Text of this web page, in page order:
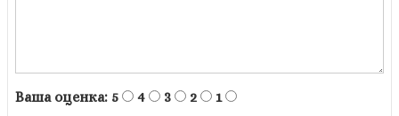
Ваша оценка: 5 4 3 2 1